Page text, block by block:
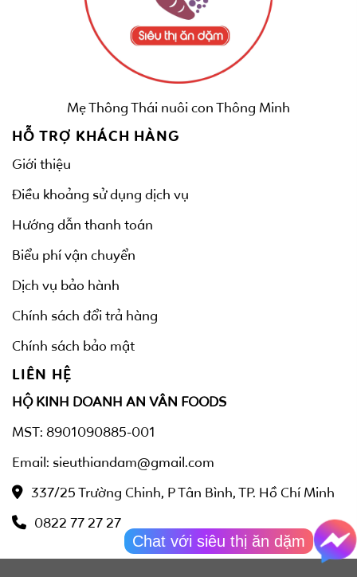
Mẹ Thông Thái nuôi con Thông Minh
HỖ TRỢ KHÁCH HÀNG
Giới thiệu
Điều khoảng sử dụng dịch vụ
Hướng dẫn thanh toán
Biểu phí vận chuyển
Dịch vụ bảo hành
Chính sách đổi trả hàng
Chính sách bảo mật
LIÊN HỆ
HỘ KINH DOANH AN VÂN FOODS
MST: 8901090885-001
Email: sieuthiandam@gmail.com
337/25 Trường Chinh, P Tân Bình, TP. Hồ Chí Minh
0822 77 27 27
Chat với siêu thị ăn dặm